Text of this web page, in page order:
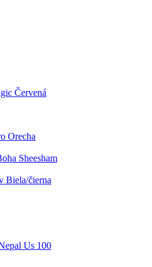
Červená
Orecha
Sheesham
Biela/čierna
Us 100